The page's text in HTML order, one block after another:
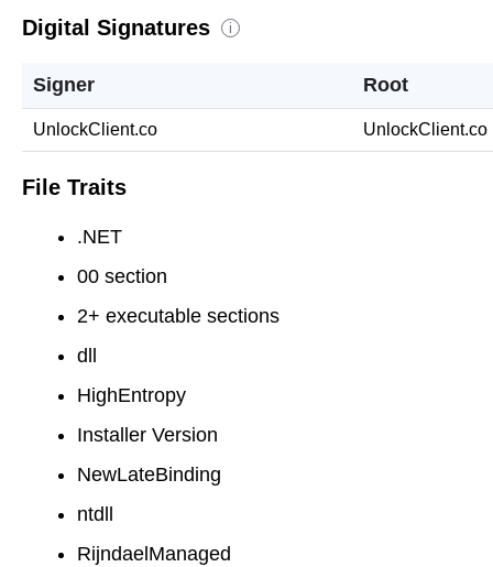
Digital Signatures i
Signer Root
UnlockClient.co UnlockClient.co
File Traits
.NET
00 section
2+ executable sections
dll
HighEntropy
Installer Version
NewLateBinding
ntdll
RijndaelManaged